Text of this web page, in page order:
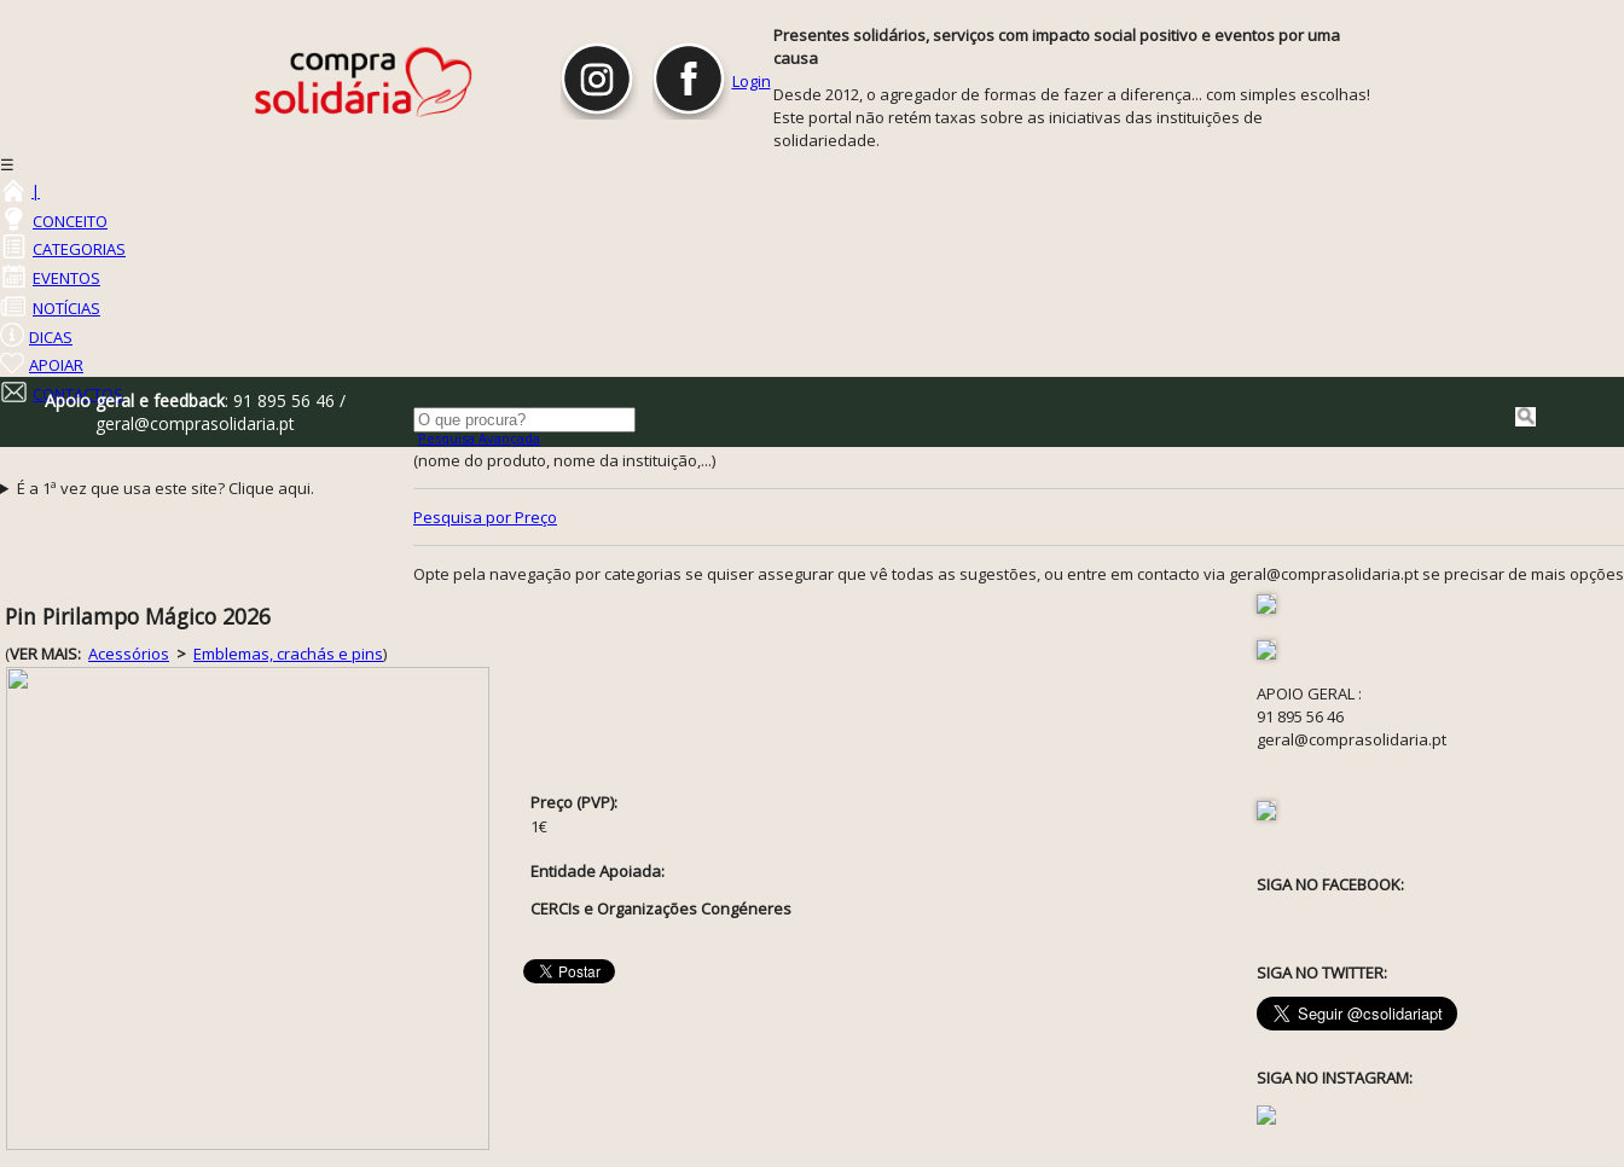
Login
Presentes solidários, serviços com impacto social positivo e eventos por uma
causa
Desde 2012, o agregador de formas de fazer a diferença... com simples escolhas!
Este portal não retém taxas sobre as iniciativas das instituições de
solidariedade.
☰
|
CONCEITO
CATEGORIAS
EVENTOS
NOTÍCIAS
DICAS
APOIAR
CONTACTOS
Pesquisa Avançada
(nome do produto, nome da instituição,...)
Pesquisa por Preço
Opte pela navegação por categorias se quiser assegurar que vê todas as sugestões, ou entre em contacto via geral@comprasolidaria.pt se precisar de mais opções
Apoio geral e feedback: 91 895 56 46 /
geral@comprasolidaria.pt
É a 1ª vez que usa este site? Clique aqui.
Pin Pirilampo Mágico 2026
(VER MAIS: Acessórios > Emblemas, crachás e pins)
Preço (PVP):
1€
Entidade Apoiada:
CERCIs e Organizações Congéneres
APOIO GERAL :
91 895 56 46
geral@comprasolidaria.pt
SIGA NO FACEBOOK:
SIGA NO TWITTER:
SIGA NO INSTAGRAM: